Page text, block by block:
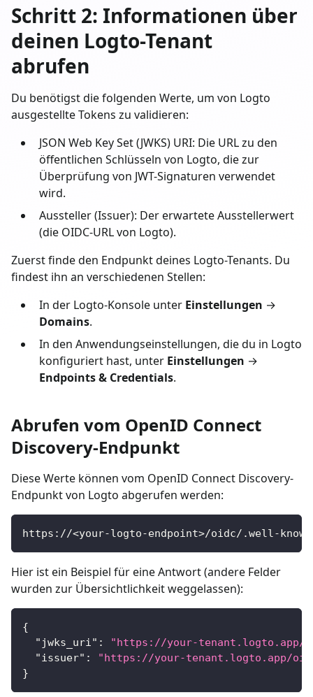
Schritt 2: Informationen über
deinen Logto-Tenant
abrufen
Du benötigst die folgenden Werte, um von Logto
ausgestellte Tokens zu validieren:
JSON Web Key Set (JWKS) URI: Die URL zu den
öffentlichen Schlüsseln von Logto, die zur
Überprüfung von JWT-Signaturen verwendet
wird.
Aussteller (Issuer): Der erwartete Ausstellerwert
(die OIDC-URL von Logto).
Zuerst finde den Endpunkt deines Logto-Tenants. Du
findest ihn an verschiedenen Stellen:
In der Logto-Konsole unter Einstellungen →
Domains.
In den Anwendungseinstellungen, die du in Logto
konfiguriert hast, unter Einstellungen →
Endpoints & Credentials.
Abrufen vom OpenID Connect
Discovery-Endpunkt
Diese Werte können vom OpenID Connect Discovery-
Endpunkt von Logto abgerufen werden:
https://<your-logto-endpoint>/oidc/.well-
Hier ist ein Beispiel für eine Antwort (andere Felder
wurden zur Übersichtlichkeit weggelassen):
{
"jwks_uri" :
"https://your-tenant.logto.app/
"issuer" :
"https://your-tenant.logto.app/
}